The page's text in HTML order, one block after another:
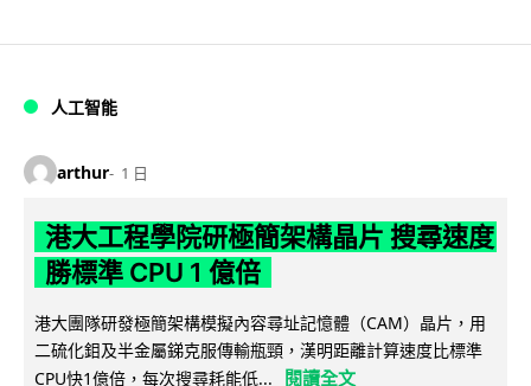
人工智能
arthur 1 日
港大工程學院研極簡架構晶片 搜尋速度
勝標準 CPU 1 億倍
港大團隊研發極簡架構模擬內容尋址記憶體（CAM）晶片，用
二硫化鉬及半金屬銻克服傳輸瓶頸，漢明距離計算速度比標準
CPU快1億倍，每次搜尋耗能低...
閱讀全文